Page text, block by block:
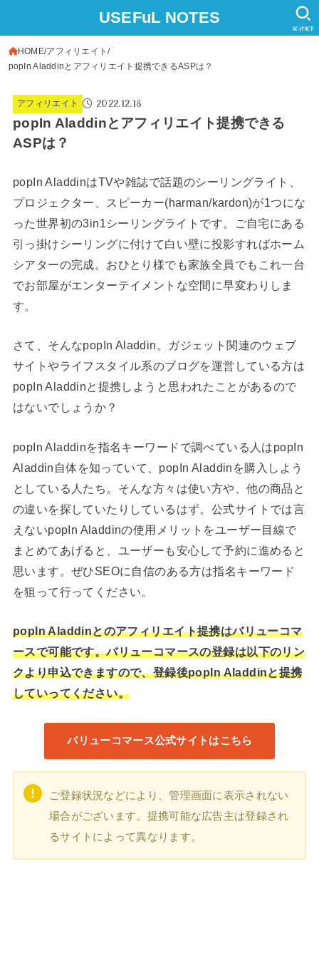
USEFuL NOTES
SEARCH
HOME アフィリエイト
popIn Aladdinとアフィリエイト提携できるASPは？
アフィリエイト 2022.12.18
popIn Aladdinとアフィリエイト提携できる
ASPは？
popIn AladdinはTVや雑誌で話題のシーリングライト、
プロジェクター、スピーカー(harman/kardon)が1つにな
った世界初の3in1シーリングライトです。ご自宅にある
引っ掛けシーリングに付けて白い壁に投影すればホーム
シアターの完成。おひとり様でも家族全員でもこれ一台
でお部屋がエンターテイメントな空間に早変わりしま
す。
さて、そんなpopIn Aladdin。ガジェット関連のウェブ
サイトやライフスタイル系のブログを運営している方は
popIn Aladdinと提携しようと思われたことがあるので
はないでしょうか？
popIn Aladdinを指名キーワードで調べている人はpopIn
Aladdin自体を知っていて、popIn Aladdinを購入しよう
としている人たち。そんな方々は使い方や、他の商品と
の違いを探していたりしているはず。公式サイトでは言
えないpopIn Aladdinの使用メリットをユーザー目線で
まとめてあげると、ユーザーも安心して予約に進めると
思います。ぜひSEOに自信のある方は指名キーワード
を狙って行ってください。
popIn Aladdinとのアフィリエイト提携はバリューコマ
ースで可能です。バリューコマースの登録は以下のリン
クより申込できますので、登録後popIn Aladdinと提携
していってください。
バリューコマース公式サイトはこちら
ご登録状況などにより、管理画面に表示されない
場合がございます。提携可能な広告主は登録され
るサイトによって異なります。